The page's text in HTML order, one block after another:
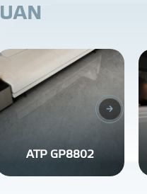
UAN
ATP GP8802